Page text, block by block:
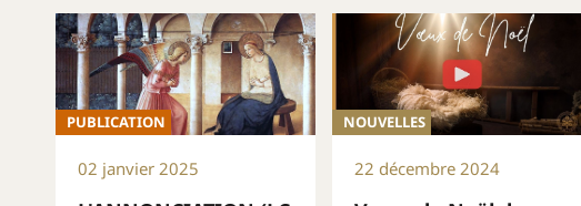
PUBLICATION
02 janvier 2025
NOUVELLES
22 décembre 2024